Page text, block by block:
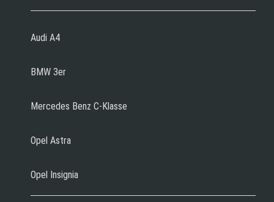
Audi A4
BMW 3er
Mercedes Benz C-Klasse
Opel Astra
Opel Insignia